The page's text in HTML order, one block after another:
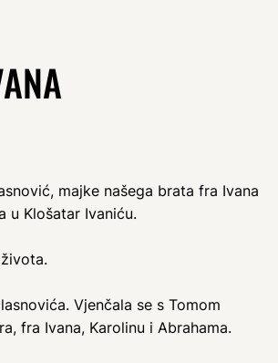
majke našega brata fra Ivana
u Klošatar Ivaniću.
Vjenčala se s Tomom
fra Ivana, Karolinu i Abrahama.